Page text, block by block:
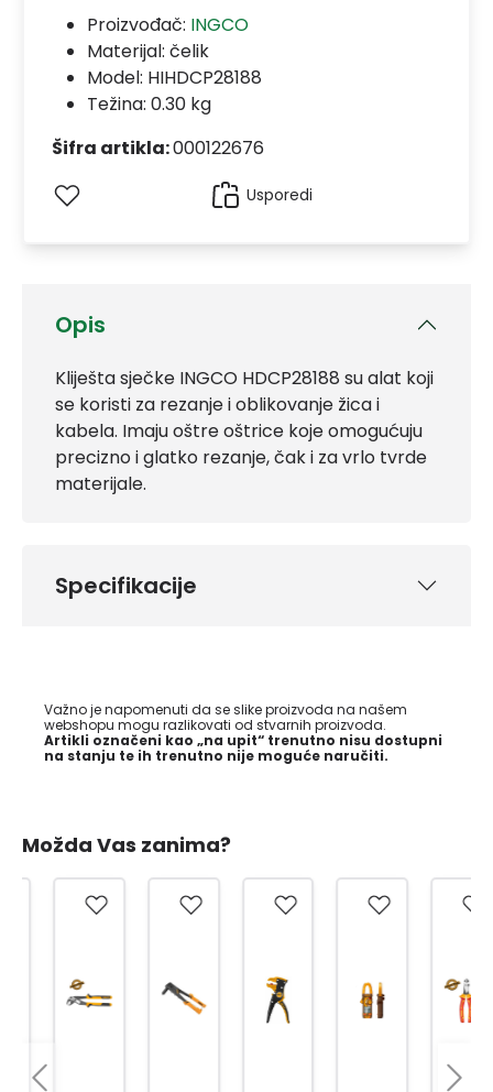
Opis
Kliješta sječke INGCO HDCP28188 su alat koji
se koristi za rezanje i oblikovanje žica i
kabela. Imaju oštre oštrice koje omogućuju
precizno i glatko rezanje, čak i za vrlo tvrde
materijale.
Specifikacije
Važno je napomenuti da se slike proizvoda na našem
webshopu mogu razlikovati od stvarnih proizvoda.
Artikli označeni kao „na upit“ trenutno nisu dostupni
na stanju te ih trenutno nije moguće naručiti.
Proizvođač: INGCO
Materijal: čelik
Model: HIHDCP28188
Težina: 0.30 kg
Šifra artikla:000122676
Usporedi
Možda Vas zanima?